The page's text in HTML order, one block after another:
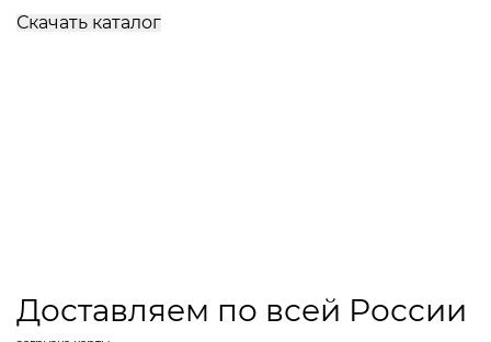
Скачать каталог
Доставляем по всей России